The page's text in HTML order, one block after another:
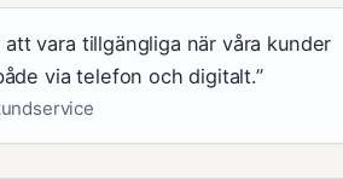
vara tillgängliga när våra kunder
via telefon och digitalt.”